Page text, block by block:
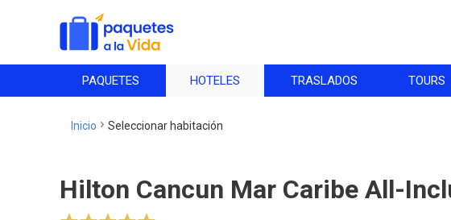
PAQUETES HOTELES TRASLADOS TOURS
Inicio Seleccionar habitación
Hilton Cancun Mar Caribe All-